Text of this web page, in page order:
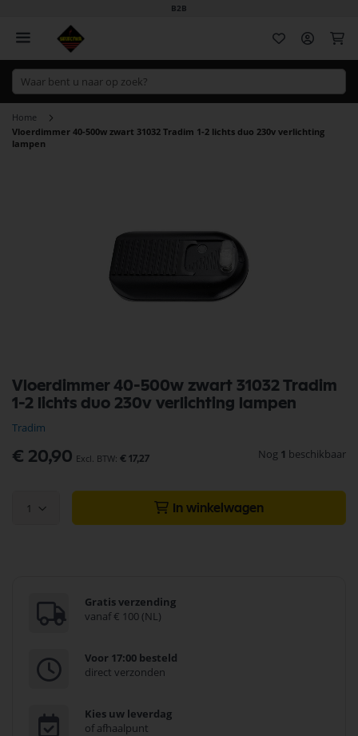
B2B
Home
Vloerdimmer 40-500w zwart 31032 Tradim 1-2 lichts duo 230v verlichting
lampen
Vloerdimmer 40-500w zwart 31032 Tradim
1-2 lichts duo 230v verlichting lampen
Tradim
€ 20,90 € 17,27 Nog 1 beschikbaar
1 In winkelwagen
Gratis verzending
vanaf € 100 (NL)
Voor 17:00 besteld
direct verzonden
Kies uw leverdag
of afhaalpunt
naar
het
van
de
afbeeldingen-